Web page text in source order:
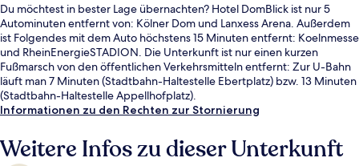
Du möchtest in bester Lage übernachten? Hotel DomBlick ist nur 5
Autominuten entfernt von: Kölner Dom und Lanxess Arena. Außerdem
ist Folgendes mit dem Auto höchstens 15 Minuten entfernt: Koelnmesse
und RheinEnergieSTADION. Die Unterkunft ist nur einen kurzen
Fußmarsch von den öffentlichen Verkehrsmitteln entfernt: Zur U-Bahn
läuft man 7 Minuten (Stadtbahn-Haltestelle Ebertplatz) bzw. 13 Minuten
(Stadtbahn-Haltestelle Appellhofplatz).
Informationen zu den Rechten zur Stornierung
Weitere Infos zu dieser Unterkunft